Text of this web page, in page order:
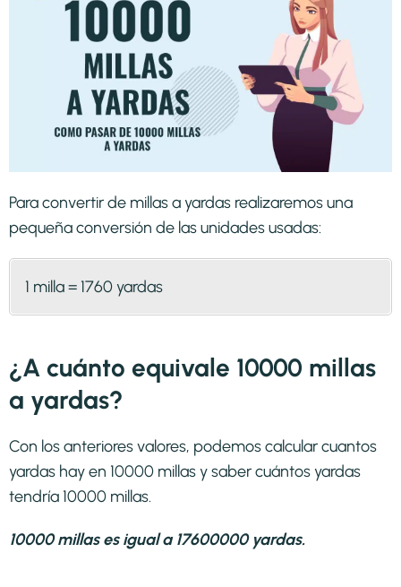
Para convertir de millas a yardas realizaremos una
pequeña conversión de las unidades usadas:
1 milla = 1760 yardas
¿A cuánto equivale 10000 millas
a yardas?
Con los anteriores valores, podemos calcular cuantos
yardas hay en 10000 millas y saber cuántos yardas
tendría 10000 millas.
10000 millas es igual a 17600000 yardas.